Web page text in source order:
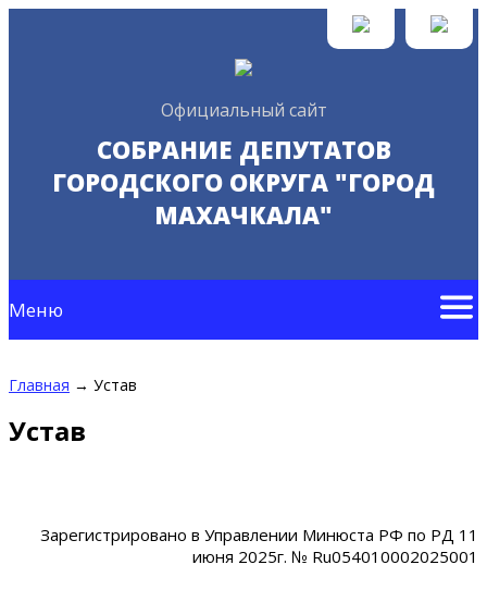
Официальный сайт
СОБРАНИЕ ДЕПУТАТОВ
ГОРОДСКОГО ОКРУГА "ГОРОД
МАХАЧКАЛА"
Меню
Главная → Устав
Устав
Зарегистрировано в Управлении Минюста РФ по РД 11
июня 2025г. № Ru054010002025001